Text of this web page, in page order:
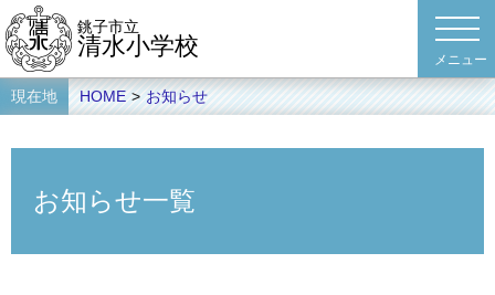
銚子市立
清水小学校
現在地 HOME > お知らせ
お知らせ一覧